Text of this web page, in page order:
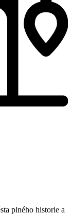
plného historie a